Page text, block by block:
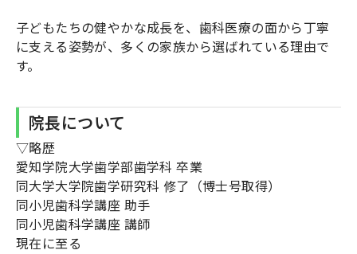
子どもたちの健やかな成長を、歯科医療の面から丁寧
に支える姿勢が、多くの家族から選ばれている理由で
す。
院長について
▽略歴
愛知学院大学歯学部歯学科 卒業
同大学大学院歯学研究科 修了（博士号取得）
同小児歯科学講座 助手
同小児歯科学講座 講師
現在に至る